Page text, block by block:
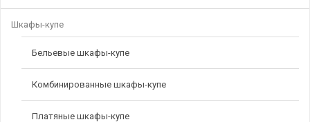
Шкафы-купе
Бельевые шкафы-купе
Комбинированные шкафы-купе
Платяные шкафы-купе